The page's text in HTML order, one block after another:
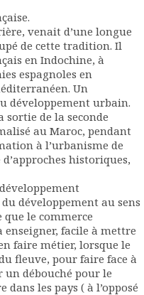
venait d’une longue
de cette tradition. Il
en Indochine, à
espagnoles en
Un
développement urbain.
de la seconde
au Maroc, pendant
à l’urbanisme de
historiques,
développement au sens
le commerce
facile à mettre
faire métier, lorsque le
fleuve, pour faire face à
débouché pour le
les pays ( à l’opposé